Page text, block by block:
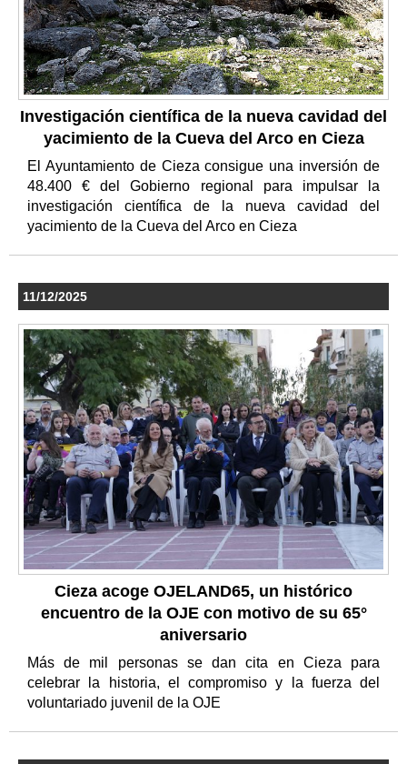
Investigación científica de la nueva cavidad del
yacimiento de la Cueva del Arco en Cieza
El Ayuntamiento de Cieza consigue una inversión de
48.400 € del Gobierno regional para impulsar la
investigación científica de la nueva cavidad del
yacimiento de la Cueva del Arco en Cieza
11/12/2025
Cieza acoge OJELAND65, un histórico
encuentro de la OJE con motivo de su 65°
aniversario
Más de mil personas se dan cita en Cieza para
celebrar la historia, el compromiso y la fuerza del
voluntariado juvenil de la OJE